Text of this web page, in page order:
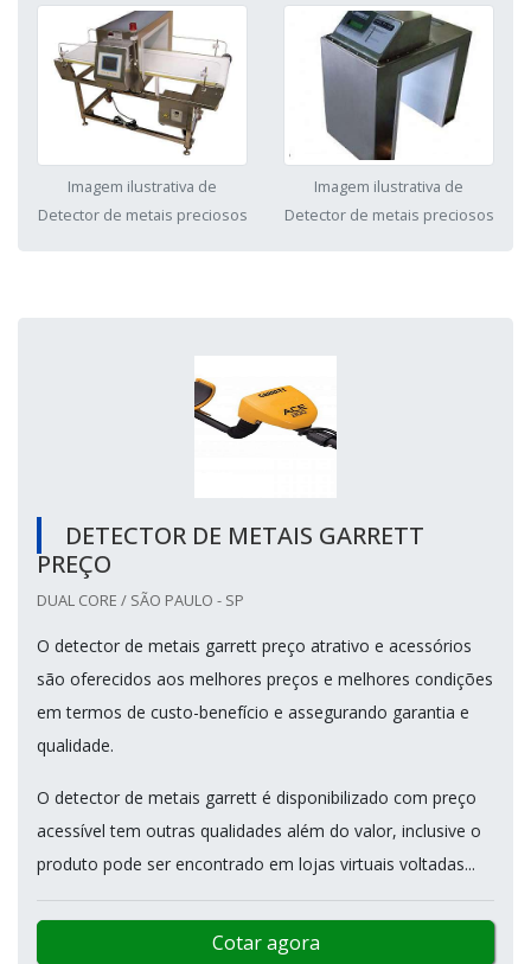
Imagem ilustrativa de
Detector de metais preciosos
Imagem ilustrativa de
Detector de metais preciosos
DETECTOR DE METAIS GARRETT
PREÇO
DUAL CORE / SÃO PAULO - SP
O detector de metais garrett preço atrativo e acessórios
são oferecidos aos melhores preços e melhores condições
em termos de custo-benefício e assegurando garantia e
qualidade.
O detector de metais garrett é disponibilizado com preço
acessível tem outras qualidades além do valor, inclusive o
produto pode ser encontrado em lojas virtuais voltadas...
Cotar agora